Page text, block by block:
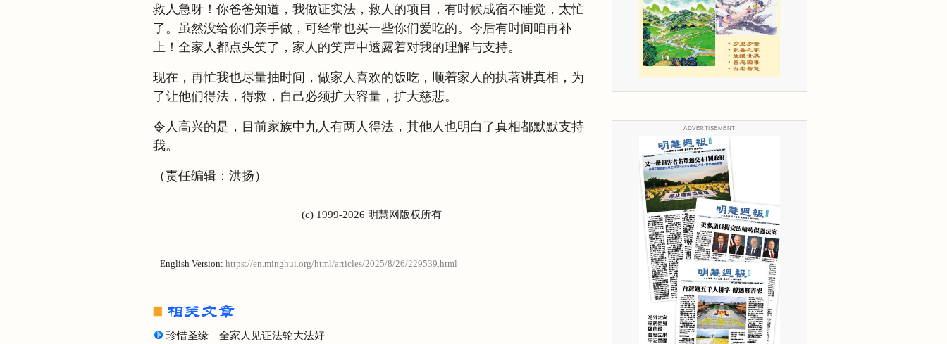
救人急呀！你爸爸知道，我做证实法，救人的项目，有时候成宿不睡觉，太忙
了。虽然没给你们亲手做，可经常也买一些你们爱吃的。今后有时间咱再补
上！全家人都点头笑了，家人的笑声中透露着对我的理解与支持。
现在，再忙我也尽量抽时间，做家人喜欢的饭吃，顺着家人的执著讲真相，为
了让他们得法，得救，自己必须扩大容量，扩大慈悲。
令人高兴的是，目前家族中九人有两人得法，其他人也明白了真相都默默支持
我。
（责任编辑：洪扬）
(c) 1999-2026 明慧网版权所有
English Version: https://en.minghui.org/html/articles/2025/8/26/229539.html
珍惜圣缘 全家人见证法轮大法好
ADVERTISEMENT